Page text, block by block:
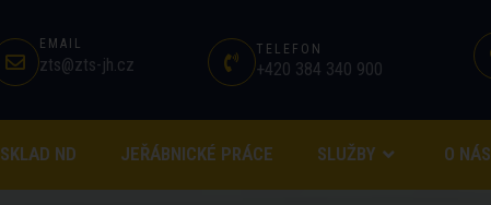
EMAIL
zts@zts-jh.cz
TELEFON
+420 384 340 900
SKLAD ND JEŘÁBNICKÉ PRÁCE SLUŽBY O NÁS